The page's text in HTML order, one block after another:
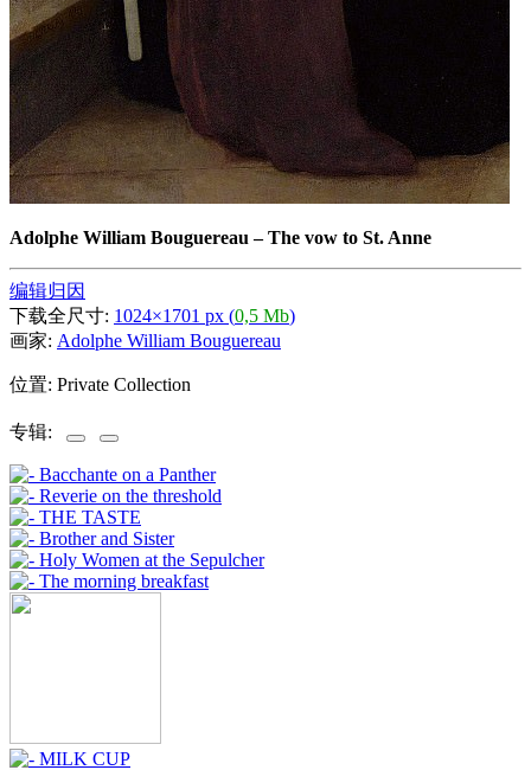
Adolphe William Bouguereau –The vow to St. Anne
编辑归因
下载全尺寸: 1024×1701 px (0,5 Mb)
画家: Adolphe William Bouguereau
位置: Private Collection
专辑: